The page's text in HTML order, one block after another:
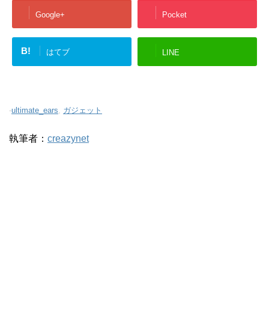
Google+ Pocket
B! はてブ LINE
-ultimate_ears, ガジェット
執筆者： creazynet